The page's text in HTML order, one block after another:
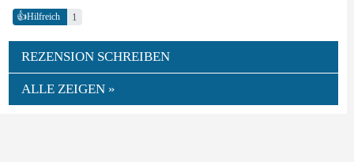
👍Hilfreich 1
REZENSION SCHREIBEN
ALLE ZEIGEN »